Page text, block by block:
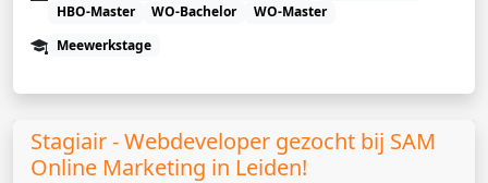
HBO-Master
WO-Bachelor
WO-Master
Meewerkstage
Stagiair - Webdeveloper gezocht bij SAM
Online Marketing in Leiden!